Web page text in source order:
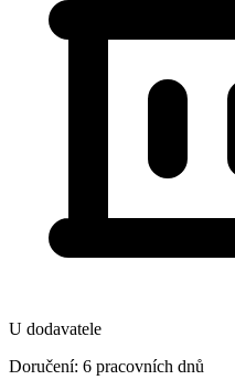
U dodavatele
Doručení: 6 pracovních dnů